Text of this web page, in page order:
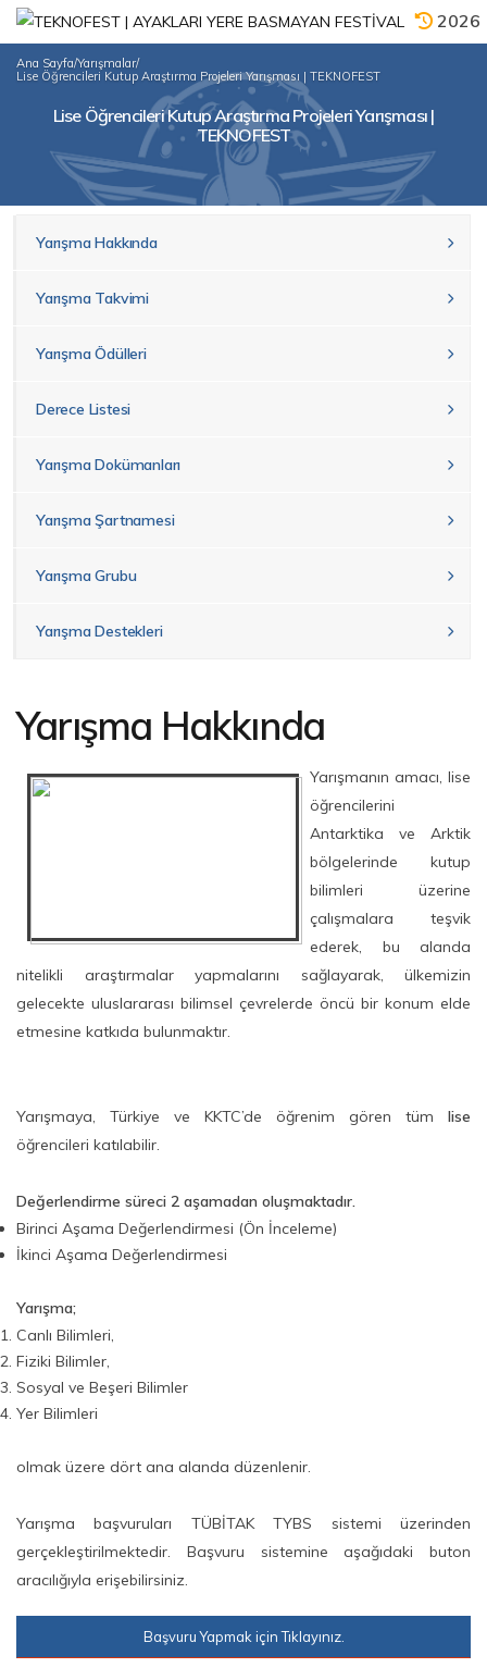
2026
Ana Sayfa/Yarışmalar/
Lise Öğrencileri Kutup Araştırma Projeleri Yarışması | TEKNOFEST
Lise Öğrencileri Kutup Araştırma Projeleri Yarışması |
TEKNOFEST
Yarışma Hakkında
Yarışma Takvimi
Yarışma Ödülleri
Derece Listesi
Yarışma Dokümanları
Yarışma Şartnamesi
Yarışma Grubu
Yarışma Destekleri
Yarışma Hakkında
Yarışmanın amacı, lise
öğrencilerini
Antarktika ve Arktik
bölgelerinde kutup
bilimleri üzerine
çalışmalara teşvik
ederek, bu alanda
nitelikli araştırmalar yapmalarını sağlayarak, ülkemizin
gelecekte uluslararası bilimsel çevrelerde öncü bir konum elde
etmesine katkıda bulunmaktır.
Yarışmaya, Türkiye ve KKTC’de öğrenim gören tüm lise
öğrencileri katılabilir.
Değerlendirme süreci 2 aşamadan oluşmaktadır.
Birinci Aşama Değerlendirmesi (Ön İnceleme)
İkinci Aşama Değerlendirmesi
Yarışma;
Canlı Bilimleri,
Fiziki Bilimler,
Sosyal ve Beşeri Bilimler
Yer Bilimleri
olmak üzere dört ana alanda düzenlenir.
Yarışma başvuruları TÜBİTAK TYBS sistemi üzerinden
gerçekleştirilmektedir. Başvuru sistemine aşağıdaki buton
aracılığıyla erişebilirsiniz.
Başvuru Yapmak için Tıklayınız.